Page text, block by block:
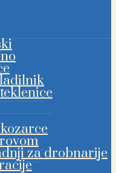
za drobnarije